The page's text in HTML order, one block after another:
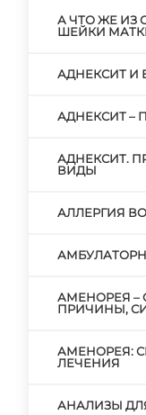
А ЧТО ЖЕ ИЗ
ШЕЙКИ
АДНЕКСИТ И
АДНЕКСИТ –
АДНЕКСИТ.
ВИДЫ
АЛЛЕРГИЯ
АМЕНОРЕЯ –
ПРИЧИНЫ,
АМЕНОРЕЯ:
ЛЕЧЕНИЯ
АНАЛИЗЫ